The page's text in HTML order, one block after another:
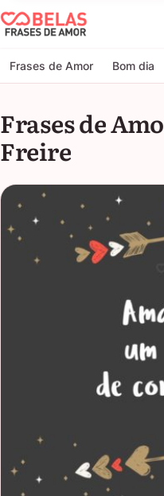
Belas Frases de Amor
Frases de Amor Bom dia
Frases de
Freire